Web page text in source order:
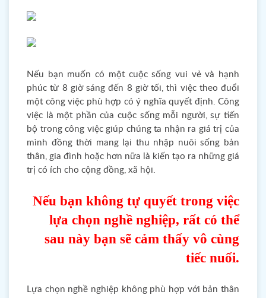
Nếu bạn muốn có một cuộc sống vui vẻ và hạnh
phúc từ 8 giờ sáng đến 8 giờ tối, thì việc theo đuổi
một công việc phù hợp có ý nghĩa quyết định. Công
việc là một phần của cuộc sống mỗi người, sự tiến
bộ trong công việc giúp chúng ta nhận ra giá trị của
mình đồng thời mang lại thu nhập nuôi sống bản
thân, gia đình hoặc hơn nữa là kiến tạo ra những giá
trị có ích cho cộng đồng, xã hội.
Nếu bạn không tự quyết trong việc
lựa chọn nghề nghiệp, rất có thể
sau này bạn sẽ cảm thấy vô cùng
tiếc nuối.
Lựa chọn nghề nghiệp không phù hợp với bản thân